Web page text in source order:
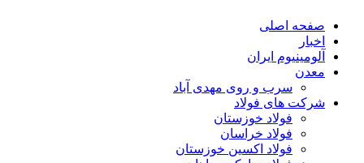
صفحه اصلی
اخبار
آلومینیوم ایران
معدن
سرب و روی مهدی آباد
شرکت های فولاد
فولاد خوزستان
فولاد خراسان
فولاد اکسین خوزستان